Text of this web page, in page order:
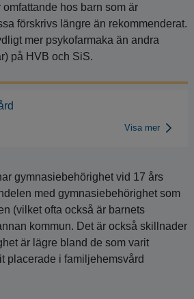
hos barn som är
förskrivs längre än rekommenderat.
mer psykofarmaka än andra
på HVB och SiS.
Visa mer
gymnasiebehörighet vid 17 års
med gymnasiebehörighet som
(vilket ofta också är barnets
kommun. Det är också skillnader
är lägre bland de som varit
placerade i familjehemsvård